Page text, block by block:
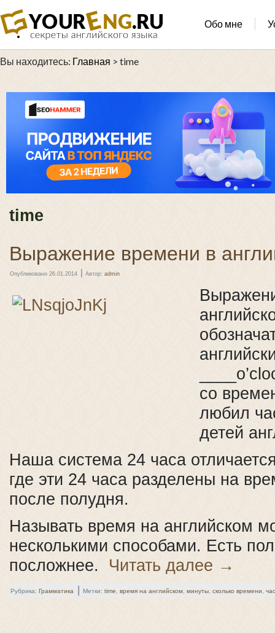
Обо мне
Вы находитесь: Главная > time
time
Выражение времени в
Опубликовано 26.01.2014 | Автор: admin
со
любил
детей
Наша система 24 часа
где эти 24 часа разделены на
после полудня.
Называть время на английском
несколькими способами. Есть
посложнее. Читать далее →
Рубрика: Грамматика | Метки: time время на английском минуты сколько времени